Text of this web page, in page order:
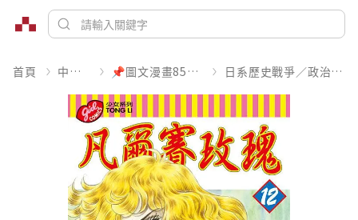
首頁 中文書 📌圖文漫畫85折起 日系歷史戰爭／政治宗教